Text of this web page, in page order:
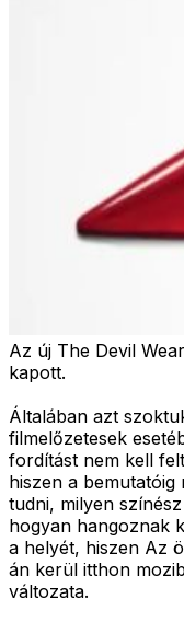
Az új The Devil
kapott.
Általában azt
filmelőzetesek
fordítást nem kell
hiszen a
tudni, milyen
hogyan hangoznak
a helyét, hiszen Az
án kerül itthon
változata.